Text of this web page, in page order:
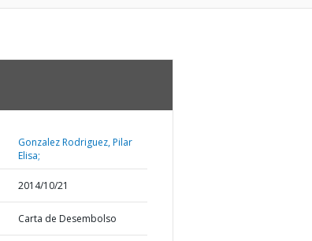
Gonzalez Rodriguez, Pilar
Elisa;
2014/10/21
Carta de Desembolso